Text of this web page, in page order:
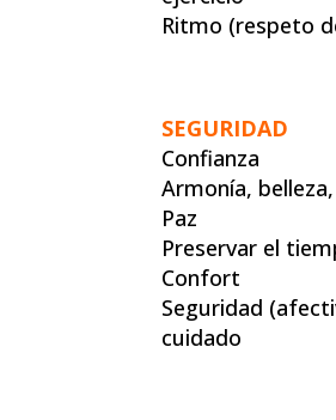
Ritmo (respeto
SEGURIDAD
Confianza
Armonía,
Paz
Preservar el
Confort
Seguridad
cuidado